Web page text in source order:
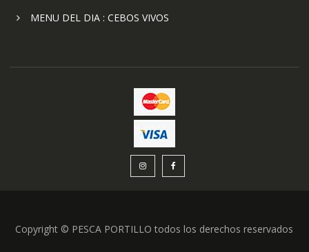
MENU DEL DIA : CEBOS VIVOS
Copyright © PESCA PORTILLO todos los derechos reservados